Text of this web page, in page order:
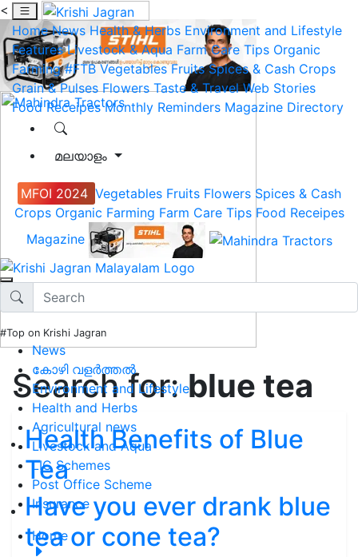
<
Home News Health & Herbs Environment and Lifestyle
Features Livestock & Aqua Farm Care Tips Organic
Farming #FTB Vegetables Fruits Spices & Cash Crops
Grain & Pulses Flowers Taste & Travel Web Stories
Food Receipes Monthly Reminders Magazine Directory
മലയാളം
MFOI 2024 Vegetables Fruits Flowers Spices & Cash
Crops Organic Farming Farm Care Tips Food Receipes
Magazine
#Top on Krishi Jagran
News
കോഴി വളർത്തൽ
Environment and Lifestyle
Health and Herbs
Agricultural news
Livestock and Aqua
LIC Schemes
Post Office Scheme
Insurance
Home
Search for:blue tea
Health Benefits of Blue
Tea
Have you ever drank blue
tea or cone tea?